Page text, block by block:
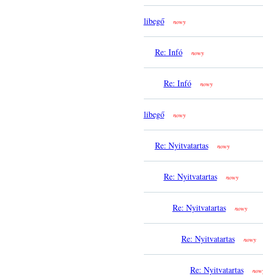
libegő nowy
Re: Infó nowy
Re: Infó nowy
libegő nowy
Re: Nyitvatartas nowy
Re: Nyitvatartas nowy
Re: Nyitvatartas nowy
Re: Nyitvatartas nowy
Re: Nyitvatartas